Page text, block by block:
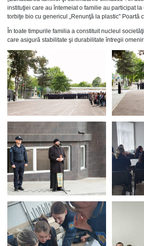
instituţiei care au întemeiat o familie au participat
torbiţe bio cu genericul „Renunţă la plastic” Poartă
În toate timpurile familia a constituit nucleul
care asigură stabilitate şi durabilitate întregii omeniri.